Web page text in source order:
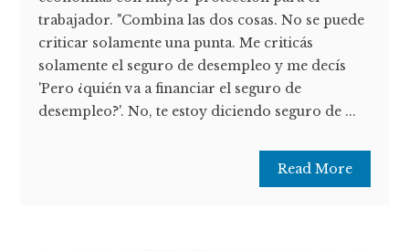
trabajador. "Combina las dos cosas. No se puede
criticar solamente una punta. Me criticás
solamente el seguro de desempleo y me decís
'Pero ¿quién va a financiar el seguro de
desempleo?'. No, te estoy diciendo seguro de ...
Read More